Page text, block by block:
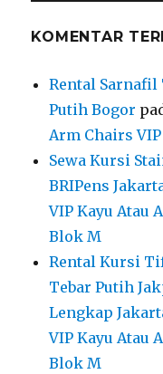
KOMENTAR
Rental Sarnafil
Putih Bogor
Arm Chairs
Sewa Kursi
BRIPens
VIP Kayu Atau
Blok M
Rental Kursi
Tebar Putih
Lengkap
VIP Kayu Atau
Blok M